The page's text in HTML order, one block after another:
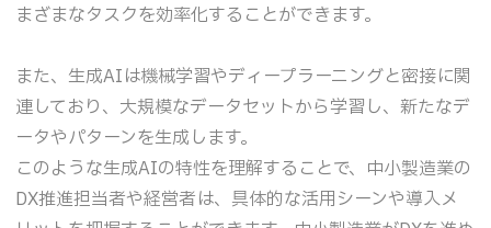
まざまなタスクを効率化することができます。
また、生成AIは機械学習やディープラーニングと密接に関
連しており、大規模なデータセットから学習し、新たなデ
ータやパターンを生成します。
このような生成AIの特性を理解することで、中小製造業の
DX推進担当者や経営者は、具体的な活用シーンや導入メ